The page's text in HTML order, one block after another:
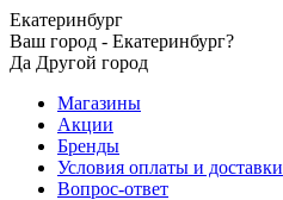
Екатеринбург
Ваш город - Екатеринбург?
Да Другой город
Магазины
Акции
Бренды
Условия оплаты и доставки
Вопрос-ответ